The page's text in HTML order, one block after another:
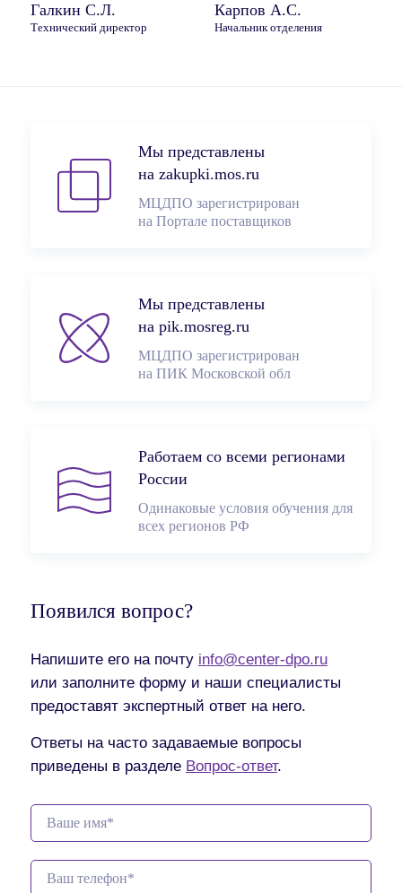
Галкин С.Л.
Технический директор
Карпов А.С.
Начальник отделения
Мы представлены
на zakupki.mos.ru
МЦДПО зарегистрирован
на Портале поставщиков
Мы представлены
на pik.mosreg.ru
МЦДПО зарегистрирован
на ПИК Московской обл
Работаем со всеми регионами
России
Одинаковые условия обучения для
всех регионов РФ
Появился вопрос?
Напишите его на почту info@center-dpo.ru
или заполните форму и наши специалисты
предоставят экспертный ответ на него.
Ответы на часто задаваемые вопросы
приведены в разделе Вопрос-ответ.